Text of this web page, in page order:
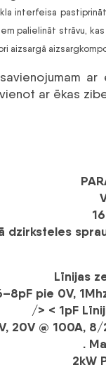
interfeisa
palielināt strāvu,
aizsargā
ar ēkas
16
dzirksteles
Līnijas
pie 0V,
/> < 1pF
20V @ 100A,
.
2kW